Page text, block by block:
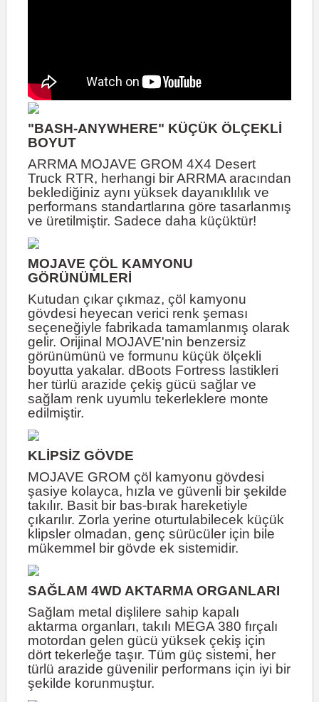
"BASH-ANYWHERE" KÜÇÜK ÖLÇEKLİ
BOYUT
ARRMA MOJAVE GROM 4X4 Desert
Truck RTR, herhangi bir ARRMA aracından
beklediğiniz aynı yüksek dayanıklılık ve
performans standartlarına göre tasarlanmış
ve üretilmiştir. Sadece daha küçüktür!
MOJAVE ÇÖL KAMYONU
GÖRÜNÜMLERİ
Kutudan çıkar çıkmaz, çöl kamyonu
gövdesi heyecan verici renk şeması
seçeneğiyle fabrikada tamamlanmış olarak
gelir. Orijinal MOJAVE'nin benzersiz
görünümünü ve formunu küçük ölçekli
boyutta yakalar. dBoots Fortress lastikleri
her türlü arazide çekiş gücü sağlar ve
sağlam renk uyumlu tekerleklere monte
edilmiştir.
KLİPSİZ GÖVDE
MOJAVE GROM çöl kamyonu gövdesi
şasiye kolayca, hızla ve güvenli bir şekilde
takılır. Basit bir bas-bırak hareketiyle
çıkarılır. Zorla yerine oturtulabilecek küçük
klipsler olmadan, genç sürücüler için bile
mükemmel bir gövde ek sistemidir.
SAĞLAM 4WD AKTARMA ORGANLARI
Sağlam metal dişlilere sahip kapalı
aktarma organları, takılı MEGA 380 fırçalı
motordan gelen gücü yüksek çekiş için
dört tekerleğe taşır. Tüm güç sistemi, her
türlü arazide güvenilir performans için iyi bir
şekilde korunmuştur.